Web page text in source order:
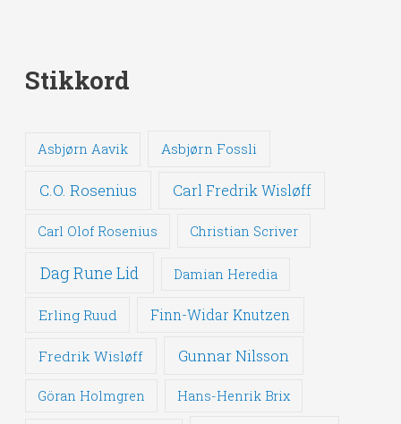
Stikkord
Asbjørn Aavik Asbjørn Fossli
C.O. Rosenius Carl Fredrik Wisløff
Carl Olof Rosenius Christian Scriver
Dag Rune Lid Damian Heredia
Erling Ruud Finn-Widar Knutzen
Fredrik Wisløff Gunnar Nilsson
Göran Holmgren Hans-Henrik Brix